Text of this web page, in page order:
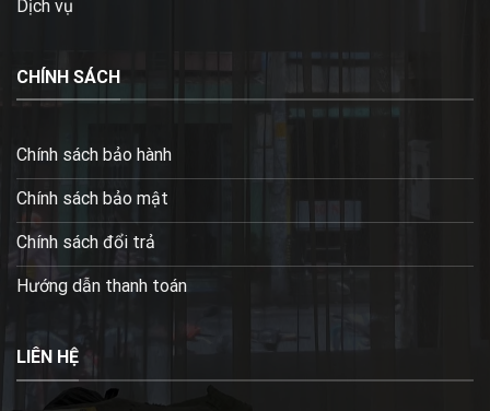
Dịch vụ
CHÍNH SÁCH
Chính sách bảo hành
Chính sách bảo mật
Chính sách đổi trả
Hướng dẫn thanh toán
LIÊN HỆ